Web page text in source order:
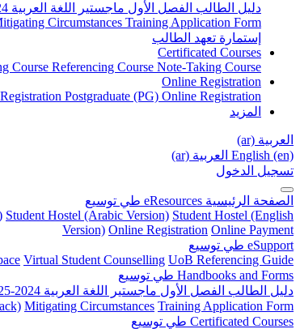
دليل الطالب الفصل الأول ماجستير اللغة العربية 2024-2025
Circumstances Training Application Form
إستمارة تعهد الطالب
Certificated Courses
Course Referencing Course Note-Taking Course
Online Registration
Postgraduate (PG) Online Registration
المزيد
العربية ‎(ar)‎
English ‎(en)‎ العربية ‎(ar)‎
تسجيل الدخول
الصفحة الرئيسية eResources طي توسيع
Student Hostel (Arabic Version) Student Hostel (English
Version) Online Registration Online Payment
eSupport طي توسيع
Virtual Student Counselling UoB Referencing Guide
Handbooks and Forms طي توسيع
دليل الطالب الفصل الأول ماجستير اللغة العربية 2024-2025
Mitigating Circumstances Training Application Form
Certificated Courses طي توسيع